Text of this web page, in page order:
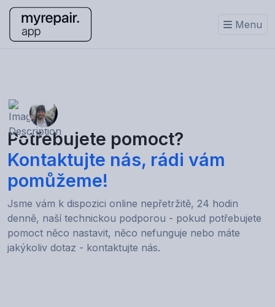
Menu
Potřebujete pomoct?
Kontaktujte nás, rádi vám
pomůžeme!
Jsme vám k dispozici online nepřetržitě, 24 hodin
denně, naší technickou podporou - pokud potřebujete
pomoct něco nastavit, něco nefunguje nebo máte
jakýkoliv dotaz - kontaktujte nás.